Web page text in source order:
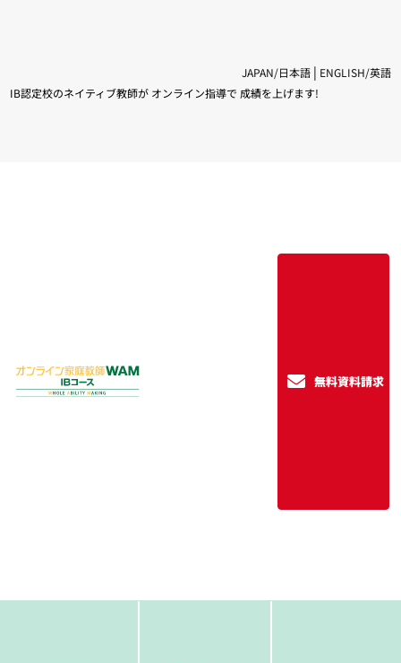
IB認定校のネイティブ教師が オンライン指導で 成績を上げます!
JAPAN/日本語| ENGLISH/英語
無料資料請求